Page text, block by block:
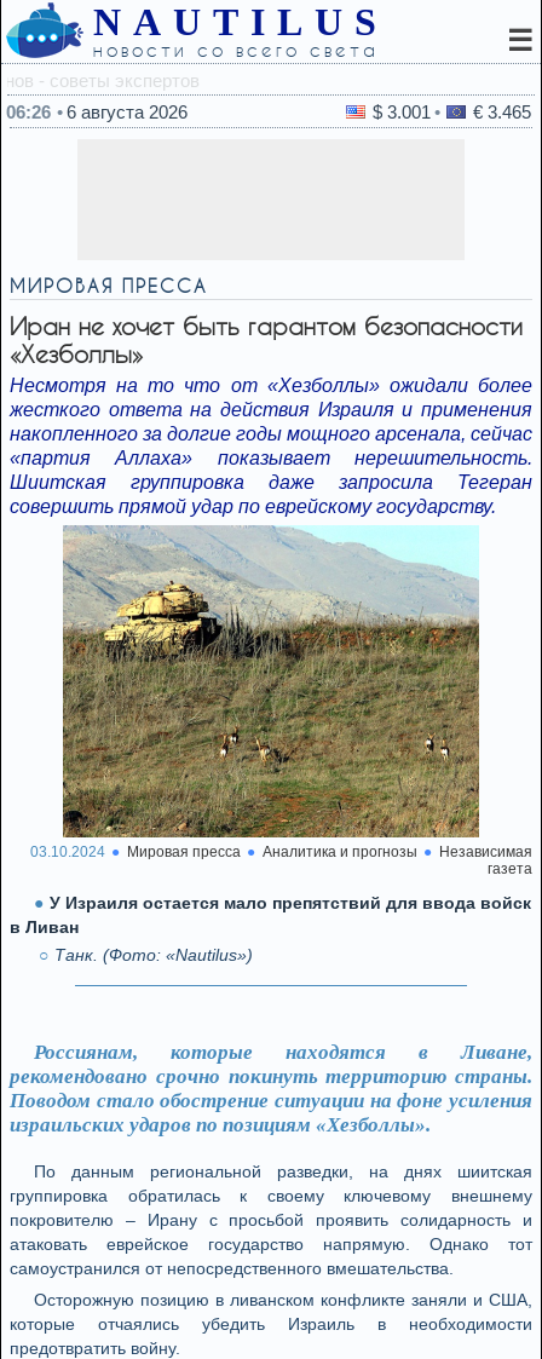
NAUTILUS
новости со всего света ☰
06:26
6 августа 2026 $ 3.001 € 3.465
МИРОВАЯ ПРЕССА
Иран не хочет быть гарантом безопасности
«Хезболлы»
Несмотря на то что от «Хезболлы» ожидали более
жесткого ответа на действия Израиля и применения
накопленного за долгие годы мощного арсенала, сейчас
«партия Аллаха» показывает нерешительность.
Шиитская группировка даже запросила Тегеран
совершить прямой удар по еврейскому государству.
03.10.2024 Мировая пресса Аналитика и прогнозы
Независимая
газета
У Израиля остается мало препятствий для ввода войск
в Ливан
Танк. (Фото: «Nautilus»)
Россиянам, которые находятся в Ливане,
рекомендовано срочно покинуть территорию страны.
Поводом стало обострение ситуации на фоне усиления
израильских ударов по позициям «Хезболлы».
По данным региональной разведки, на днях шиитская
группировка обратилась к своему ключевому внешнему
покровителю – Ирану с просьбой проявить солидарность и
атаковать еврейское государство напрямую. Однако тот
самоустранился от непосредственного вмешательства.
Осторожную позицию в ливанском конфликте заняли и США,
которые отчаялись убедить Израиль в необходимости
предотвратить войну.